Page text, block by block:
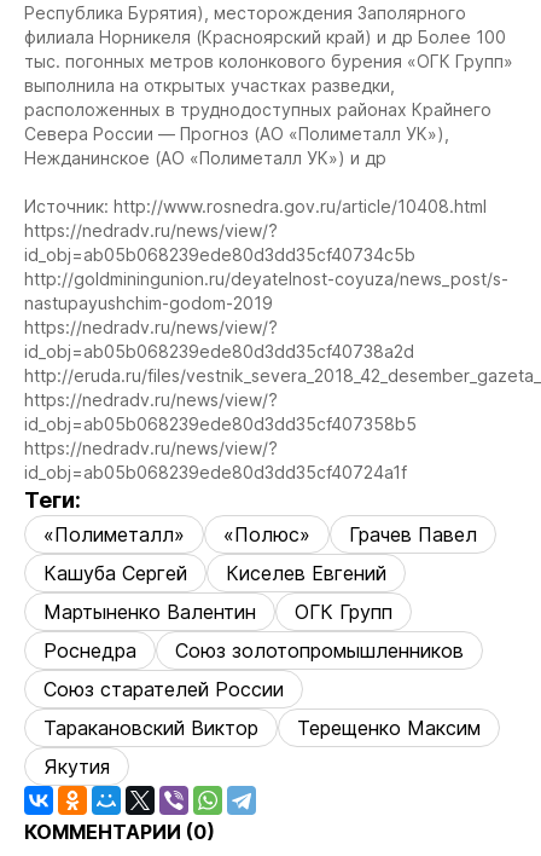
Республика Бурятия), месторождения Заполярного
филиала Норникеля (Красноярский край) и др Более 100
тыс. погонных метров колонкового бурения «ОГК Групп»
выполнила на открытых участках разведки,
расположенных в труднодоступных районах Крайнего
Севера России — Прогноз (АО «Полиметалл УК»),
Нежданинское (АО «Полиметалл УК») и др
Источник: http://www.rosnedra.gov.ru/article/10408.html
https://nedradv.ru/news/view/?
id_obj=ab05b068239ede80d3dd35cf40734c5b
http://goldminingunion.ru/deyatelnost-coyuza/news_post/s-
nastupayushchim-godom-2019
https://nedradv.ru/news/view/?
id_obj=ab05b068239ede80d3dd35cf40738a2d
http://eruda.ru/files/
https://nedradv.ru/news/view/?
id_obj=ab05b068239ede80d3dd35cf407358b5
https://nedradv.ru/news/view/?
id_obj=ab05b068239ede80d3dd35cf40724a1f
Теги:
«Полиметалл» «Полюс»
Грачев Павел
Кашуба Сергей
Киселев Евгений
Мартыненко Валентин
ОГК Групп
Роснедра
Союз золотопромышленников
Союз старателей России
Таракановский Виктор
Терещенко Максим
Якутия
КОММЕНТАРИИ (0)